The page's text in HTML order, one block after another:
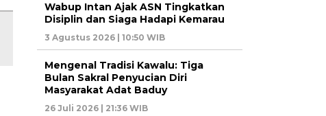
Wabup Intan Ajak ASN Tingkatkan
Disiplin dan Siaga Hadapi Kemarau
3 Agustus 2026 | 10:50 WIB
Mengenal Tradisi Kawalu: Tiga
Bulan Sakral Penyucian Diri
Masyarakat Adat Baduy
26 Juli 2026 | 21:36 WIB